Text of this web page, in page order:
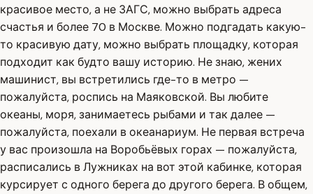
красивое место, а не ЗАГС, можно выбрать адреса
счастья и более 70 в Москве. Можно подгадать какую-
то красивую дату, можно выбрать площадку, которая
подходит как будто вашу историю. Не знаю, жених
машинист, вы встретились где-то в метро —
пожалуйста, роспись на Маяковской. Вы любите
океаны, моря, занимаетесь рыбами и так далее —
пожалуйста, поехали в океанариум. Не первая встреча
у вас произошла на Воробьёвых горах — пожалуйста,
расписались в Лужниках на вот этой кабинке, которая
курсирует с одного берега до другого берега. В общем,